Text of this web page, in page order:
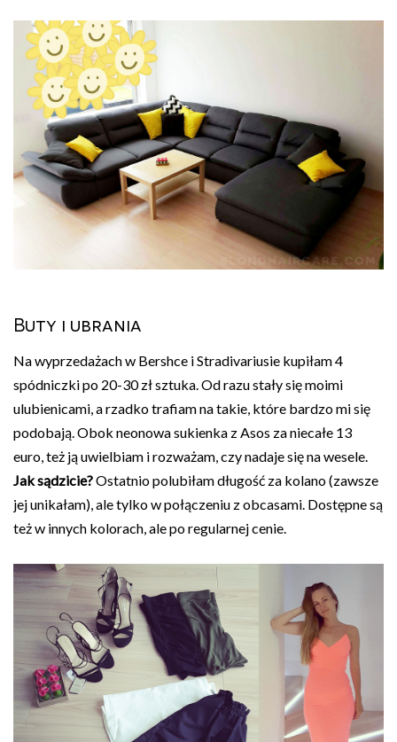
Buty i ubrania
Na wyprzedażach w Bershce i Stradivariusie kupiłam 4
spódniczki po 20-30 zł sztuka. Od razu stały się moimi
ulubienicami, a rzadko trafiam na takie, które bardzo mi się
podobają. Obok neonowa sukienka z Asos za niecałe 13
euro, też ją uwielbiam i rozważam, czy nadaje się na wesele.
Jak sądzicie?Ostatnio polubiłam długość za kolano (zawsze
jej unikałam), ale tylko w połączeniu z obcasami. Dostępne są
też w innych kolorach, ale po regularnej cenie.